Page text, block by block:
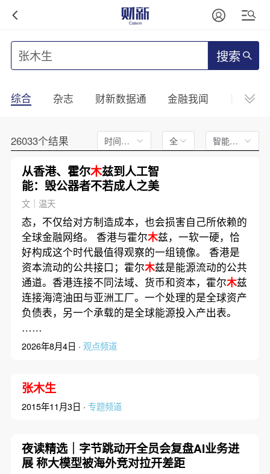
搜索
综合 杂志 财新数据通 金融我闻 财新
26033个结果 时间不限 全文 智能排序
从香港、霍尔木兹到人工智
能：毁公器者不若成人之美
文｜温天
态，不仅给对方制造成本，也会损害自己所依赖的
全球金融网络。 香港与霍尔木兹，一软一硬，恰
好构成这个时代最值得观察的一组镜像。 香港是
资本流动的公共接口；霍尔木兹是能源流动的公共
通道。香港连接不同法域、货币和资本，霍尔木兹
连接海湾油田与亚洲工厂。一个处理的是全球资产
负债表，另一个承载的是全球能源投入产出表。
……
2026年8月4日 · 观点频道
张木生
2015年11月3日 · 专题频道
夜读精选｜字节跳动开全员会复盘AI业务进
展 称大模型被海外竞对拉开差距